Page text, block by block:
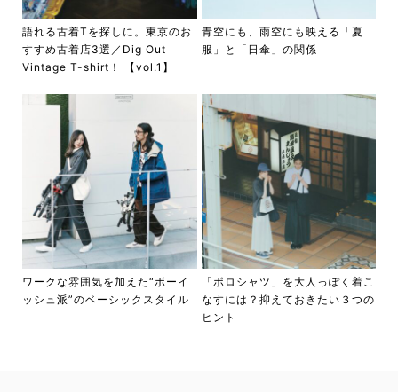
語れる古着Tを探しに。東京のお
すすめ古着店3選／Dig Out
Vintage T-shirt！ 【vol.1】
青空にも、雨空にも映える「夏
服」と「日傘」の関係
ワークな雰囲気を加えた“ボーイ
ッシュ派”のベーシックスタイル
「ポロシャツ」を大人っぽく着こ
なすには？抑えておきたい３つの
ヒント